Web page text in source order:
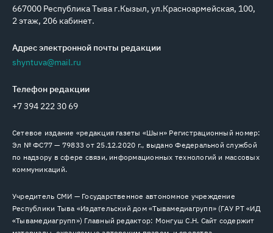
667000 Республика Тыва г.Кызыл, ул.Красноармейская, 100,
2 этаж, 206 кабинет.
Адрес электронной почты редакции
shyntuva@mail.ru
Телефон редакции
+7 394 222 30 69
Сетевое издание «редакция газеты «Шын» Регистрационный номер:
Эл № ФС77 — 79833 от 25.12.2020 г., выдано Федеральной службой
по надзору в сфере связи, информационных технологий и массовых
коммуникаций.
Учредитель СМИ — Государственное автономное учреждение
Республики Тыва «Издательский дом «Тывамедиагрупп» (ГАУ РТ «ИД
«Тывамедиагрупп») Главный редактор: Монгуш С.Н. Сайт содержит